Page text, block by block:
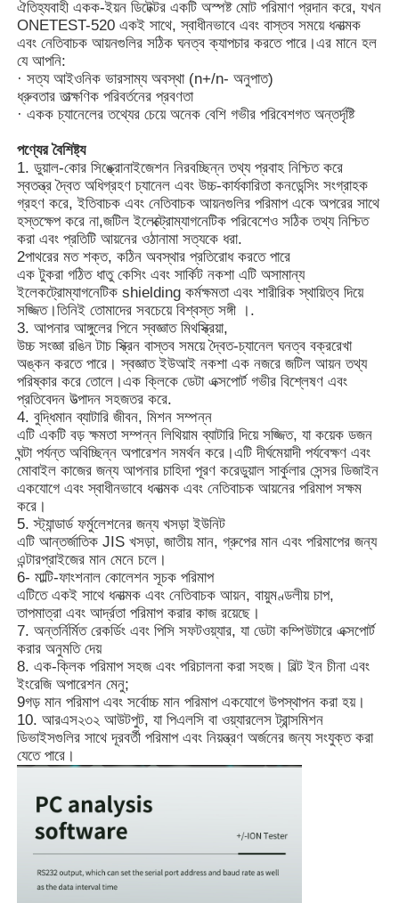
আমাদের সম্পর্কে
কারখানা ভ্রমণ
মান নিয়ন্ত্রণ
আমাদের সাথে যোগাযোগ করুন
খবর
মামলার তালিকা
উদ্ধৃতির জন্য আবেদন
নিউক্লিয়ার রেডিয়েশন ডিটেক্টর
ব্যক্তিগত ডজিমিটার
এক্স-রে সেন্সর
নিউক্লিয়ার রেডিয়েশন মনিটরিং সিস্টেম
রেডন আবিষ্কারক
বায়ুমণ্ডলীয় নেগেটিভ আইওন মনিটর
ধুলোর কণা গণক
ঐতিহ্যবাহী একক-ইয়ন ডিটেক্টর একটি অস্পষ্ট মোট পরিমাণ প্রদান করে, যখন
ONETEST-520 একই সাথে, স্বাধীনভাবে এবং বাস্তব সময়ে ধনাত্মক
এবং নেতিবাচক আয়নগুলির সঠিক ঘনত্ব ক্যাপচার করতে পারে।এর মানে হল
যে আপনি:
· সত্য আইওনিক ভারসাম্য অবস্থা (n+/n- অনুপাত)
ধ্রুবতার তাত্ক্ষণিক পরিবর্তনের প্রবণতা
· একক চ্যানেলের তথ্যের চেয়ে অনেক বেশি গভীর পরিবেশগত অন্তর্দৃষ্টি
পণ্যের বৈশিষ্ট্য
1. ডুয়াল-কোর সিঙ্ক্রোনাইজেশন নিরবচ্ছিন্ন তথ্য প্রবাহ নিশ্চিত করে
স্বতন্ত্র দ্বৈত অধিগ্রহণ চ্যানেল এবং উচ্চ-কার্যকারিতা কনডেন্সিং সংগ্রাহক
গ্রহণ করে, ইতিবাচক এবং নেতিবাচক আয়নগুলির পরিমাপ একে অপরের সাথে
হস্তক্ষেপ করে না,জটিল ইলেক্ট্রোম্যাগনেটিক পরিবেশেও সঠিক তথ্য নিশ্চিত
করা এবং প্রতিটি আয়নের ওঠানামা সত্যকে ধরা.
2পাথরের মত শক্ত, কঠিন অবস্থার প্রতিরোধ করতে পারে
এক টুকরা গঠিত ধাতু কেসিং এবং সার্কিট নকশা এটি অসামান্য
ইলেকট্রোম্যাগনেটিক shielding কর্মক্ষমতা এবং শারীরিক স্থায়িত্ব দিয়ে
সজ্জিত।তিনিই তোমাদের সবচেয়ে বিশ্বস্ত সঙ্গী ।.
3. আপনার আঙ্গুলের পিনে স্বজ্ঞাত মিথস্ক্রিয়া,
উচ্চ সংজ্ঞা রঙিন টাচ স্ক্রিন বাস্তব সময়ে দ্বৈত-চ্যানেল ঘনত্ব বক্ররেখা
অঙ্কন করতে পারে। স্বজ্ঞাত ইউআই নকশা এক নজরে জটিল আয়ন তথ্য
পরিষ্কার করে তোলে।এক ক্লিকে ডেটা এক্সপোর্ট গভীর বিশ্লেষণ এবং
প্রতিবেদন উত্পাদন সহজতর করে.
4. বুদ্ধিমান ব্যাটারি জীবন, মিশন সম্পন্ন
এটি একটি বড় ক্ষমতা সম্পন্ন লিথিয়াম ব্যাটারি দিয়ে সজ্জিত, যা কয়েক ডজন
ঘন্টা পর্যন্ত অবিচ্ছিন্ন অপারেশন সমর্থন করে।এটি দীর্ঘমেয়াদী পর্যবেক্ষণ এবং
মোবাইল কাজের জন্য আপনার চাহিদা পূরণ করেডুয়াল সার্কুলার সেন্সর ডিজাইন
একযোগে এবং স্বাধীনভাবে ধনাত্মক এবং নেতিবাচক আয়নের পরিমাপ সক্ষম
করে।
5. স্ট্যান্ডার্ড ফর্মুলেশনের জন্য খসড়া ইউনিট
এটি আন্তর্জাতিক JIS খসড়া, জাতীয় মান, গ্রুপের মান এবং পরিমাপের জন্য
এন্টারপ্রাইজের মান মেনে চলে।
6- মাল্টি-ফাংশনাল কোলেশন সূচক পরিমাপ
এটিতে একই সাথে ধনাত্মক এবং নেতিবাচক আয়ন, বায়ুমণ্ডলীয় চাপ,
তাপমাত্রা এবং আর্দ্রতা পরিমাপ করার কাজ রয়েছে।
7. অন্তর্নির্মিত রেকর্ডিং এবং পিসি সফটওয়্যার, যা ডেটা কম্পিউটারে এক্সপোর্ট
করার অনুমতি দেয়
8. এক-ক্লিক পরিমাপ সহজ এবং পরিচালনা করা সহজ। বিল্ট ইন চীনা এবং
ইংরেজি অপারেশন মেনু;
9গড় মান পরিমাপ এবং সর্বোচ্চ মান পরিমাপ একযোগে উপস্থাপন করা হয়।
10. আরএস২৩২ আউটপুট, যা পিএলসি বা ওয়্যারলেস ট্রান্সমিশন
ডিভাইসগুলির সাথে দূরবর্তী পরিমাপ এবং নিয়ন্ত্রণ অর্জনের জন্য সংযুক্ত করা
যেতে পারে।